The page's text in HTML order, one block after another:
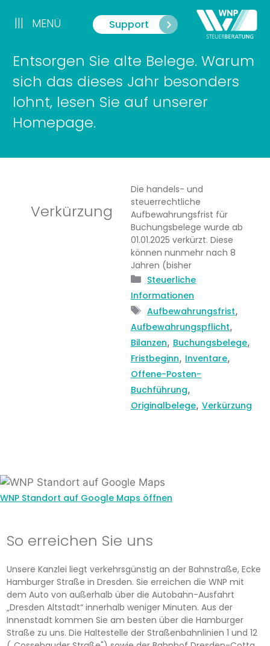
Inhalt
springen
Support
||| MENÜ
Entsorgen Sie alte Belege. Warum
sich das dieses Jahr besonders
lohnt, lesen Sie auf unserer
Homepage.
Verkürzung
Die handels- und
steuerrechtliche
Aufbewahrungsfrist für
Buchungsbelege wurde ab
01.01.2025 verkürzt. Diese
können nunmehr nach 8
Jahren (bisher
Kategorien
Steuerliche
Informationen
Schlagwörter
Aufbewahrungsfrist,
Aufbewahrungspflicht,
Bilanzen, Buchungsbelege,
Fristbeginn, Inventare,
Offene-Posten-
Buchführung,
Originalbelege, Verkürzung
WNP Standort auf Google Maps öffnen
So erreichen Sie uns
Unsere Kanzlei liegt verkehrsgünstig an der Bahnstraße, Ecke
Hamburger Straße in Dresden. Sie erreichen die WNP mit
dem Auto von außerhalb über die Autobahn-Ausfahrt
„Dresden Altstadt“ innerhalb weniger Minuten. Aus der
Innenstadt kommen Sie am besten über die Hamburger
Straße zu uns. Die Haltestelle der Straßenbahnlinien 1 und 12